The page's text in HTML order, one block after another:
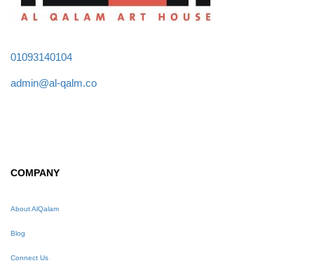
01093140104
admin@al-qalm.co
COMPANY
About AlQalam
Blog
Connect Us